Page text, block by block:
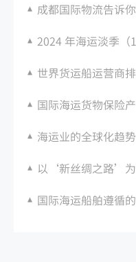
成都国际物流告诉
2024 年海运淡季（1-2
世界货运船运营商
国际海运货物保险
海运业的全球化趋
以‘新丝绸之路’为契机，加
国际海运船舶遵循